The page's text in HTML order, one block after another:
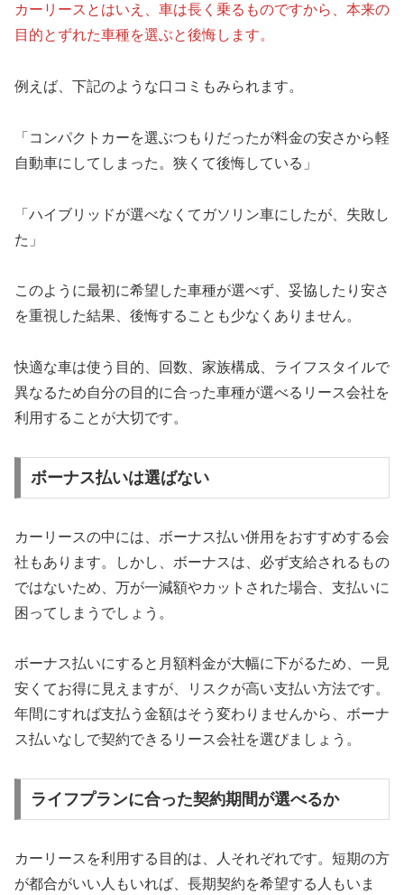
カーリースとはいえ、車は長く乗るものですから、本来の
目的とずれた車種を選ぶと後悔します。
例えば、下記のような口コミもみられます。
「コンパクトカーを選ぶつもりだったが料金の安さから軽
自動車にしてしまった。狭くて後悔している」
「ハイブリッドが選べなくてガソリン車にしたが、失敗し
た」
このように最初に希望した車種が選べず、妥協したり安さ
を重視した結果、後悔することも少なくありません。
快適な車は使う目的、回数、家族構成、ライフスタイルで
異なるため自分の目的に合った車種が選べるリース会社を
利用することが大切です。
ボーナス払いは選ばない
カーリースの中には、ボーナス払い併用をおすすめする会
社もあります。しかし、ボーナスは、必ず支給されるもの
ではないため、万が一減額やカットされた場合、支払いに
困ってしまうでしょう。
ボーナス払いにすると月額料金が大幅に下がるため、一見
安くてお得に見えますが、リスクが高い支払い方法です。
年間にすれば支払う金額はそう変わりませんから、ボーナ
ス払いなしで契約できるリース会社を選びましょう。
ライフプランに合った契約期間が選べるか
カーリースを利用する目的は、人それぞれです。短期の方
が都合がいい人もいれば、長期契約を希望する人もいま